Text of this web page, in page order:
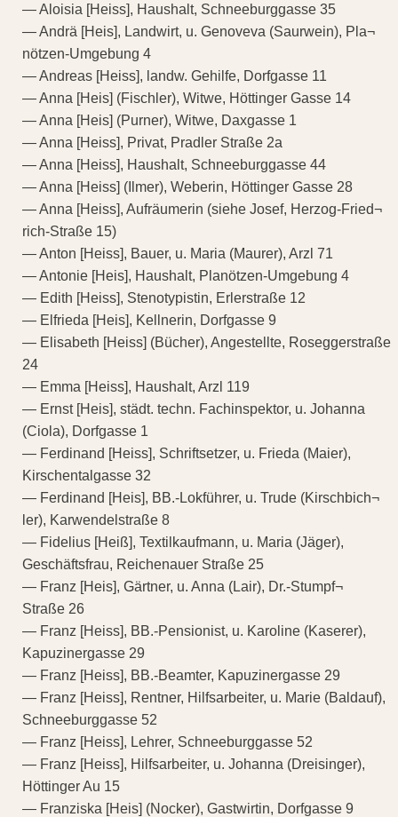
— Aloisia [Heiss], Haushalt, Schneeburggasse 35
— Andrä [Heis], Landwirt, u. Genoveva (Saurwein), Pla¬
nötzen-Umgebung 4
— Andreas [Heiss], landw. Gehilfe, Dorfgasse 11
— Anna [Heis] (Fischler), Witwe, Höttinger Gasse 14
— Anna [Heis] (Purner), Witwe, Daxgasse 1
— Anna [Heiss], Privat, Pradler Straße 2a
— Anna [Heiss], Haushalt, Schneeburggasse 44
— Anna [Heiss] (Ilmer), Weberin, Höttinger Gasse 28
— Anna [Heiss], Aufräumerin (siehe Josef, Herzog-Fried¬
rich-Straße 15)
— Anton [Heiss], Bauer, u. Maria (Maurer), Arzl 71
— Antonie [Heis], Haushalt, Planötzen-Umgebung 4
— Edith [Heiss], Stenotypistin, Erlerstraße 12
— Elfrieda [Heis], Kellnerin, Dorfgasse 9
— Elisabeth [Heiss] (Bücher), Angestellte, Roseggerstraße
24
— Emma [Heiss], Haushalt, Arzl 119
— Ernst [Heis], städt. techn. Fachinspektor, u. Johanna
(Ciola), Dorfgasse 1
— Ferdinand [Heiss], Schriftsetzer, u. Frieda (Maier),
Kirschentalgasse 32
— Ferdinand [Heis], BB.-Lokführer, u. Trude (Kirschbich¬
ler), Karwendelstraße 8
— Fidelius [Heiß], Textilkaufmann, u. Maria (Jäger),
Geschäftsfrau, Reichenauer Straße 25
— Franz [Heis], Gärtner, u. Anna (Lair), Dr.-Stumpf¬
Straße 26
— Franz [Heiss], BB.-Pensionist, u. Karoline (Kaserer),
Kapuzinergasse 29
— Franz [Heiss], BB.-Beamter, Kapuzinergasse 29
— Franz [Heiss], Rentner, Hilfsarbeiter, u. Marie (Baldauf),
Schneeburggasse 52
— Franz [Heiss], Lehrer, Schneeburggasse 52
— Franz [Heiss], Hilfsarbeiter, u. Johanna (Dreisinger),
Höttinger Au 15
— Franziska [Heis] (Nocker), Gastwirtin, Dorfgasse 9